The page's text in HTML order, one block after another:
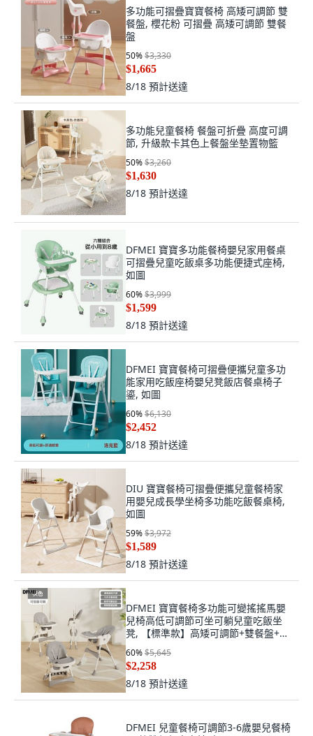
多功能可摺疊寶寶餐椅 高矮可調節 雙
餐盤, 櫻花粉 可摺疊 高矮可調節 雙餐
盤
50%$3,330
$1,665
8/18 預計送達
多功能兒童餐椅 餐盤可折疊 高度可調
節, 升級款卡其色上餐盤坐墊置物籃
50%$3,260
$1,630
8/18 預計送達
DFMEI 寶寶多功能餐椅嬰兒家用餐桌
可摺疊兒童吃飯桌多功能便捷式座椅,
如圖
60%$3,999
$1,599
8/18 預計送達
DFMEI 寶寶餐椅可摺疊便攜兒童多功
能家用吃飯座椅嬰兒凳飯店餐桌椅子
鎏, 如圖
60%$6,130
$2,452
8/18 預計送達
DIU 寶寶餐椅可摺疊便攜兒童餐椅家
用嬰兒成長學坐椅多功能吃飯餐桌椅,
如圖
59%$3,972
$1,589
8/18 預計送達
DFMEI 寶寶餐椅多功能可變搖搖馬嬰
兒椅高低可調節可坐可躺兒童吃飯坐
凳, 【標準款】高矮可調節+雙餐盤+灰
60%$5,645
$2,258
8/18 預計送達
DFMEI 兒童餐椅可調節3-6歲嬰兒餐椅